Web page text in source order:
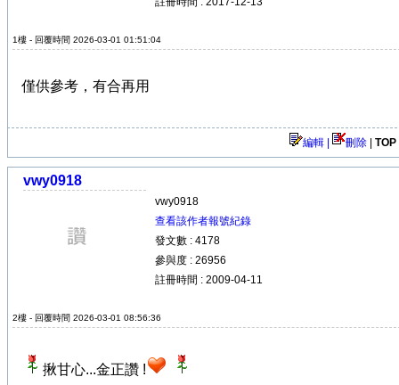
1樓 - 回覆時間 2026-03-01 01:51:04
僅供參考，有合再用
編輯 | 刪除 TOP
vwy0918
vwy0918
查看該作者報號紀錄
發文數 : 4178
參與度 : 26956
註冊時間 : 2009-04-11
2樓 - 回覆時間 2026-03-01 08:56:36
揪甘心...金正讚 !